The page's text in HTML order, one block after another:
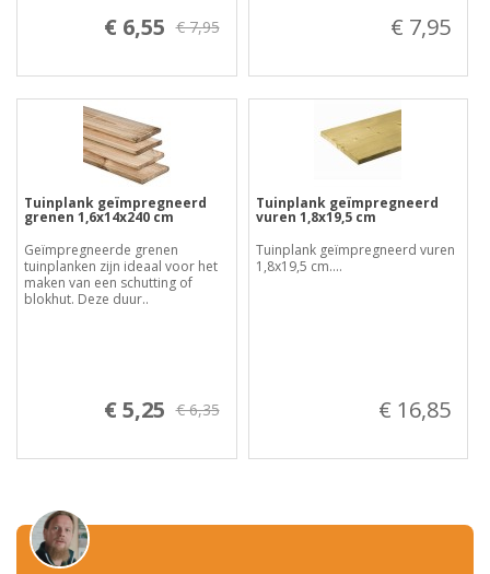
€ 6,55 € 7,95 € 7,95
Tuinplank geïmpregneerd
grenen 1,6x14x240 cm
Geïmpregneerde grenen
tuinplanken zijn ideaal voor het
maken van een schutting of
blokhut. Deze duur..
€ 5,25 € 6,35
Tuinplank geïmpregneerd
vuren 1,8x19,5 cm
Tuinplank geïmpregneerd vuren
1,8x19,5 cm....
€ 16,85